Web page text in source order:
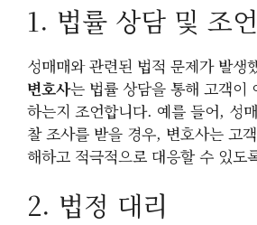
1. 법률 상담 및 조언
성매매와 관련된 법적 문제가 발생
변호사는 법률 상담을 통해 고객이
하는지 조언합니다. 예를 들어, 성
찰 조사를 받을 경우, 변호사는 고
해하고 적극적으로 대응할 수 있도
2. 법정 대리